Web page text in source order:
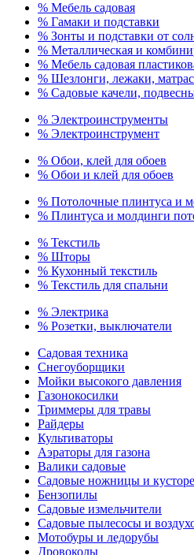
% Мебель садовая
% Гамаки и подставки
% Зонты и подставки от
% Металлическая и
% Мебель садовая
% Шезлонги, лежаки,
% Садовые качели,
% Электроинструменты
% Электроинструмент
% Обои, клей для обоев
% Обои и клей для обоев
% Потолочные плинтуса и
% Плинтуса и молдинги
% Текстиль
% Шторы
% Кухонный текстиль
% Текстиль для спальни
% Электрика
% Розетки, выключатели
Садовая техника
Снегоуборщики
Мойки высокого давления
Газонокосилки
Триммеры для травы
Райдеры
Культиваторы
Аэраторы для газона
Валики садовые
Садовые ножницы и
Бензопилы
Садовые измельчители
Садовые пылесосы и
Мотобуры и ледорубы
Дровоколы